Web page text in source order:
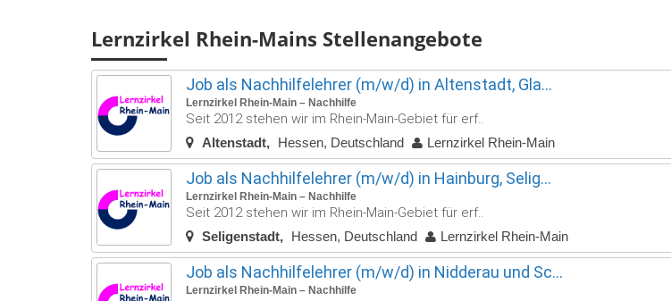
Lernzirkel Rhein-Mains Stellenangebote
Job als Nachhilfelehrer (m/w/d) in Altenstadt, Gla...
Lernzirkel Rhein-Main – Nachhilfe
Seit 2012 stehen wir im Rhein-Main-Gebiet für erf..
Altenstadt Hessen, Deutschland Lernzirkel Rhein-Main
Job als Nachhilfelehrer (m/w/d) in Hainburg, Selig...
Lernzirkel Rhein-Main – Nachhilfe
Seit 2012 stehen wir im Rhein-Main-Gebiet für erf..
Seligenstadt Hessen, Deutschland Lernzirkel Rhein-Main
Job als Nachhilfelehrer (m/w/d) in Nidderau und Sc...
Lernzirkel Rhein-Main – Nachhilfe